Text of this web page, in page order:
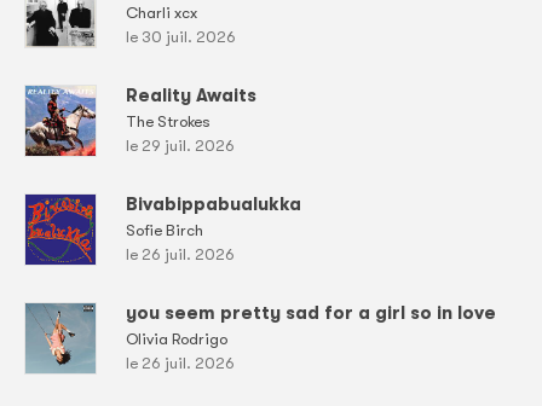
Charli xcx
le 30 juil. 2026
Reality Awaits
The Strokes
le 29 juil. 2026
Bivabippabualukka
Sofie Birch
le 26 juil. 2026
you seem pretty sad for a girl so in love
Olivia Rodrigo
le 26 juil. 2026